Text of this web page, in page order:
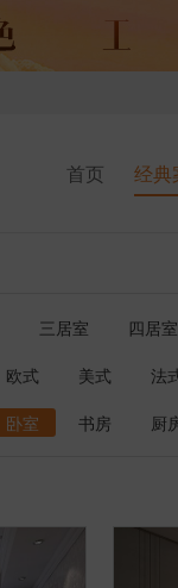
首页 经典
三居室
四居室
欧式 美式
法
卧室 书房 厨